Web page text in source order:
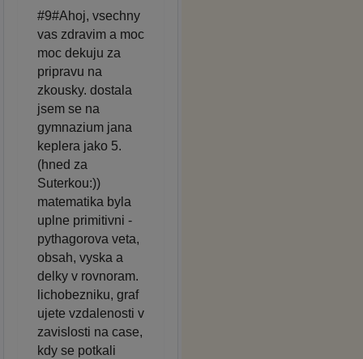
#9#Ahoj, vsechny
vas zdravim a moc
moc dekuju za
pripravu na
zkousky. dostala
jsem se na
gymnazium jana
keplera jako 5.
(hned za
Suterkou:))
matematika byla
uplne primitivni -
pythagorova veta,
obsah, vyska a
delky v rovnoram.
lichobezniku, graf
ujete vzdalenosti v
zavislosti na case,
kdy se potkali